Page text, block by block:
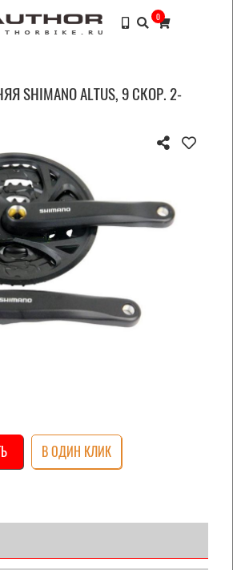
0
SHIMANO ALTUS, 9 СКОР. 2-
В ОДИН КЛИК